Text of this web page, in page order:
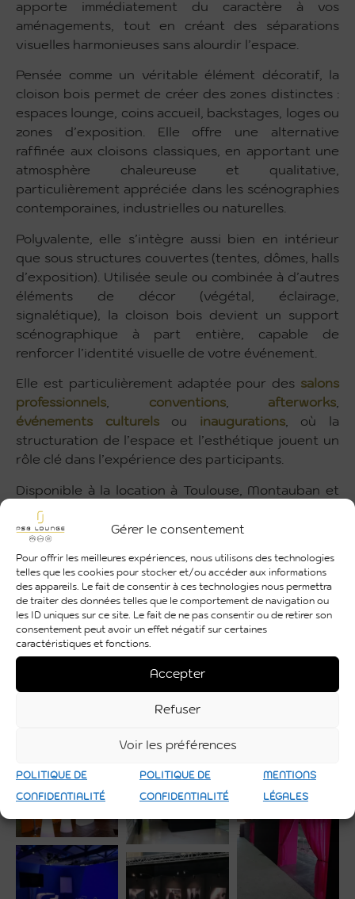
Gérer le consentement
Pour offrir les meilleures expériences, nous utilisons des technologies
telles que les cookies pour stocker et/ou accéder aux informations
des appareils. Le fait de consentir à ces technologies nous permettra
de traiter des données telles que le comportement de navigation ou
les ID uniques sur ce site. Le fait de ne pas consentir ou de retirer son
consentement peut avoir un effet négatif sur certaines
caractéristiques et fonctions.
Accepter
Refuser
Voir les préférences
POLITIQUE DE
CONFIDENTIALITÉ
POLITIQUE DE
CONFIDENTIALITÉ
MENTIONS
LÉGALES
apporte immédiatement du caractère à vos
aménagements, tout en créant des séparations
visuelles harmonieuses sans alourdir l’espace.
Pensée comme un véritable élément décoratif, la
cloison bois permet de créer des zones distinctes :
espaces lounge, coins accueil, backstages, loges ou
zones d’exposition. Elle offre une alternative
raffinée aux cloisons classiques, en apportant une
atmosphère chaleureuse et qualitative,
particulièrement appréciée dans les scénographies
contemporaines, industrielles ou naturelles.
Polyvalente, elle s’intègre aussi bien en intérieur
que sous structures couvertes (tentes, dômes, halls
d’exposition). Utilisée seule ou combinée à d’autres
éléments de décor (végétal, éclairage,
signalétique), la cloison bois devient un support
scénographique à part entière, capable de
renforcer l’identité visuelle de votre événement.
Elle est particulièrement adaptée pour des salons
professionnels
conventions, afterworks
événements culturelsou inaugurations, où la
structuration de l’espace et l’esthétique jouent un
rôle clé dans l’expérience des participants.
Disponible à la location à Toulouse, Montauban et
dans toute l’Occitanie, la cloison bois est la solution
idéale pour organiser vos espaces avec style, créer
événements avec une finition soignée et
professionnelle.
Informations Utiles
Couleur bois